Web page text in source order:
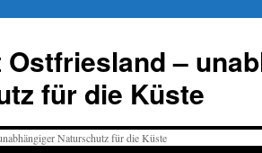
Ostfriesland –
für die Küste